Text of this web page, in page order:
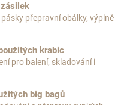
zásilek
přepravní obálky, výplně
krabic
pro balení, skladování i
big bagů